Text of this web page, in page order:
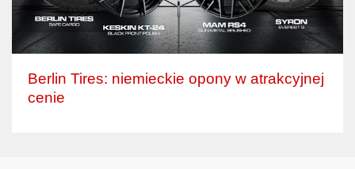
Berlin Tires: niemieckie opony w atrakcyjnej
cenie